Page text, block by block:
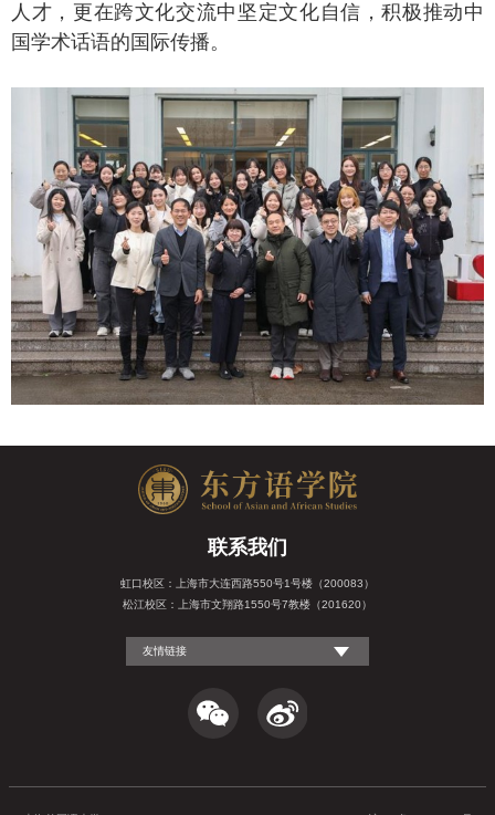
人才，更在跨文化交流中坚定文化自信，积极推动中
国学术话语的国际传播。
联系我们
虹口校区：上海市大连西路550号1号楼（200083）
松江校区：上海市文翔路1550号7教楼（201620）
友情链接